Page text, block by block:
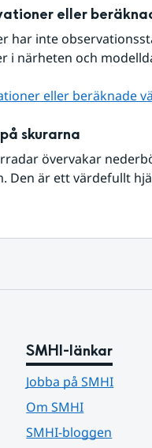
eller
har inte
i närheten och
eller beräknade
skurarna
övervakar
Den är ett värdefullt
SMHI-länkar
Jobba på SMHI
Om SMHI
SMHI-bloggen